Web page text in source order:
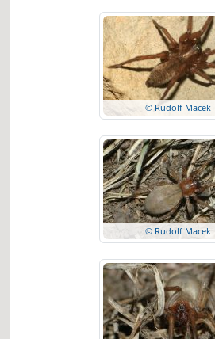
© Rudolf Macek
© Rudolf Macek